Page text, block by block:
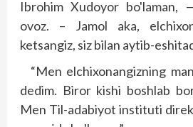
Ibrohim Xudoyor bo'laman,
ovoz. – Jamol aka,
ketsangiz, siz bilan aytib-
“Men elchixonangizning
dedim. Biror kishi boshlab
Men Til-adabiyot instituti